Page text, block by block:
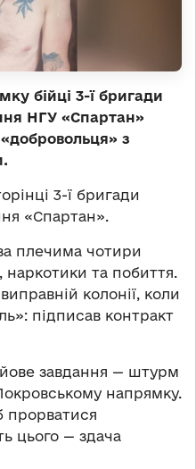
бійці 3-ї бригади
НГУ «Спартан»
з
3-ї бригади
«Спартан».
плечима чотири
наркотики та побиття.
колонії, коли
підписав контракт
завдання — штурм
напрямку.
прорватися
цього — здача